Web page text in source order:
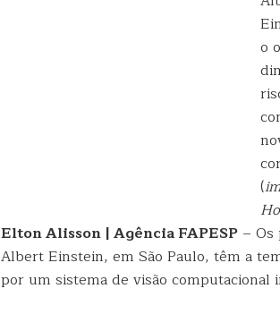
o
(
Elton Alisson | Agência FAPESP – Os
Albert Einstein, em São Paulo, têm a
por um sistema de visão